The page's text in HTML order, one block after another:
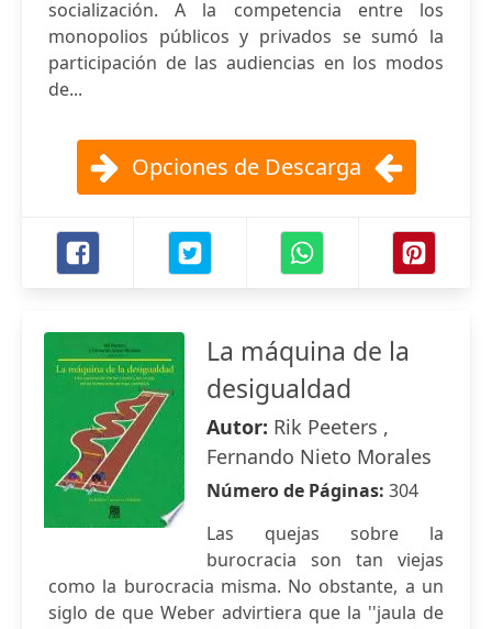
socialización. A la competencia entre los
monopolios públicos y privados se sumó la
participación de las audiencias en los modos
de...
Opciones de Descarga
La máquina de la
desigualdad
Autor: Rik Peeters ,
Fernando Nieto Morales
Número de Páginas: 304
Las quejas sobre la
burocracia son tan viejas
como la burocracia misma. No obstante, a un
siglo de que Weber advirtiera que la ''jaula de